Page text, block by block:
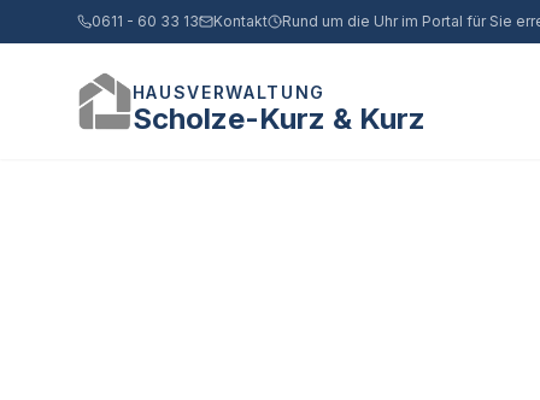
0611 - 60 33 13 Kontakt Rund um die Uhr im Portal für Sie
HAUSVERWALTUNG
Scholze-Kurz & Kurz